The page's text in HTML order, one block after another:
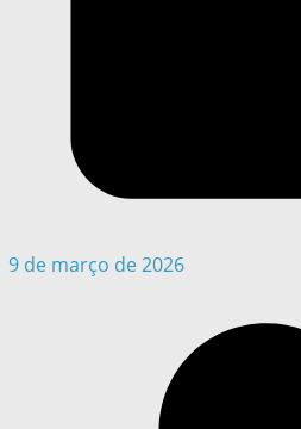
9 de março de 2026